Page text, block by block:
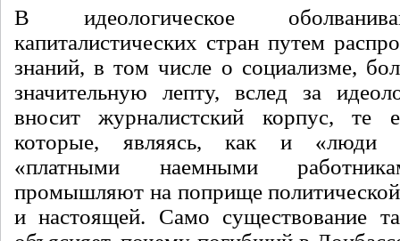
В идеологическое
капиталистических стран путем
знаний, в том числе о социализме,
значительную лепту, вслед за
вносит журналистский корпус, те
которые, являясь, как и «люди
«платными наемными
промышляют на поприще
и настоящей. Само существование